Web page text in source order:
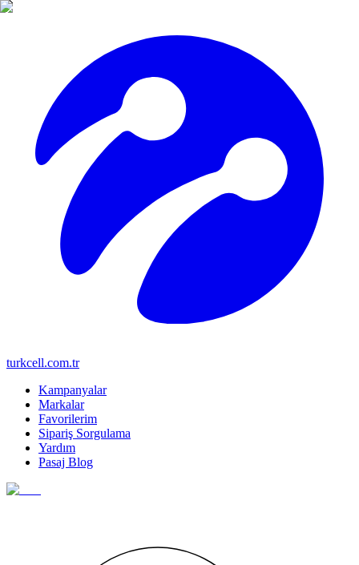
turkcell.com.tr
Kampanyalar
Markalar
Favorilerim
Sipariş Sorgulama
Yardım
Pasaj Blog